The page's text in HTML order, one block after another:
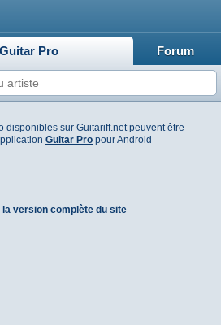
Pro Forum
disponibles sur Guitariff.net peuvent être
Guitar Pro pour Android
version complète du site